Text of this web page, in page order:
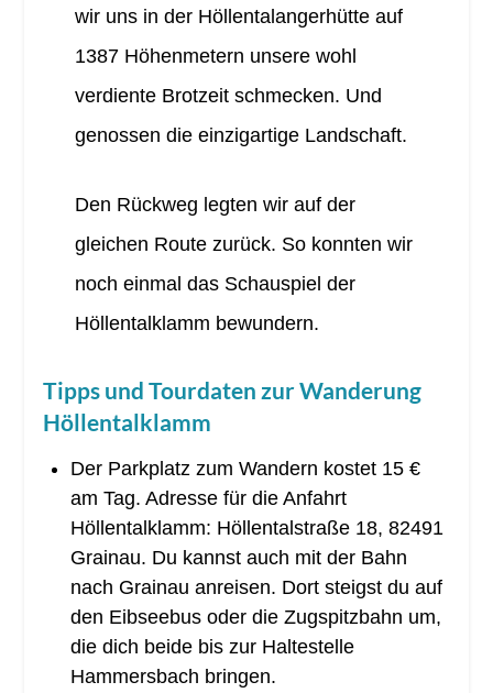
wir uns in der Höllentalangerhütte auf
1387 Höhenmetern unsere wohl
verdiente Brotzeit schmecken. Und
genossen die einzigartige Landschaft.
Den Rückweg legten wir auf der
gleichen Route zurück. So konnten wir
noch einmal das Schauspiel der
Höllentalklamm bewundern.
Tipps und Tourdaten zur Wanderung
Höllentalklamm
Der Parkplatz zum Wandern kostet 15 €
am Tag. Adresse für die Anfahrt
Höllentalklamm: Höllentalstraße 18, 82491
Grainau. Du kannst auch mit der Bahn
nach Grainau anreisen. Dort steigst du auf
den Eibseebus oder die Zugspitzbahn um,
die dich beide bis zur Haltestelle
Hammersbach bringen.